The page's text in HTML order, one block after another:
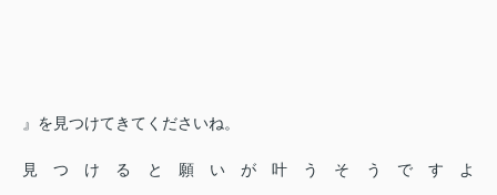
』を見つけてきてくださいね。
見つけると願いが叶うそうですよ